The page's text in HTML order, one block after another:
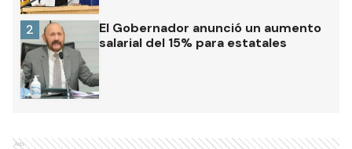
El Gobernador anunció un aumento
salarial del 15% para estatales
2
Ads